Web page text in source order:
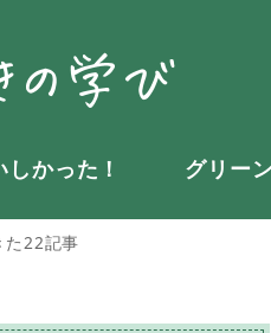
しかった！ グリー
た22記事